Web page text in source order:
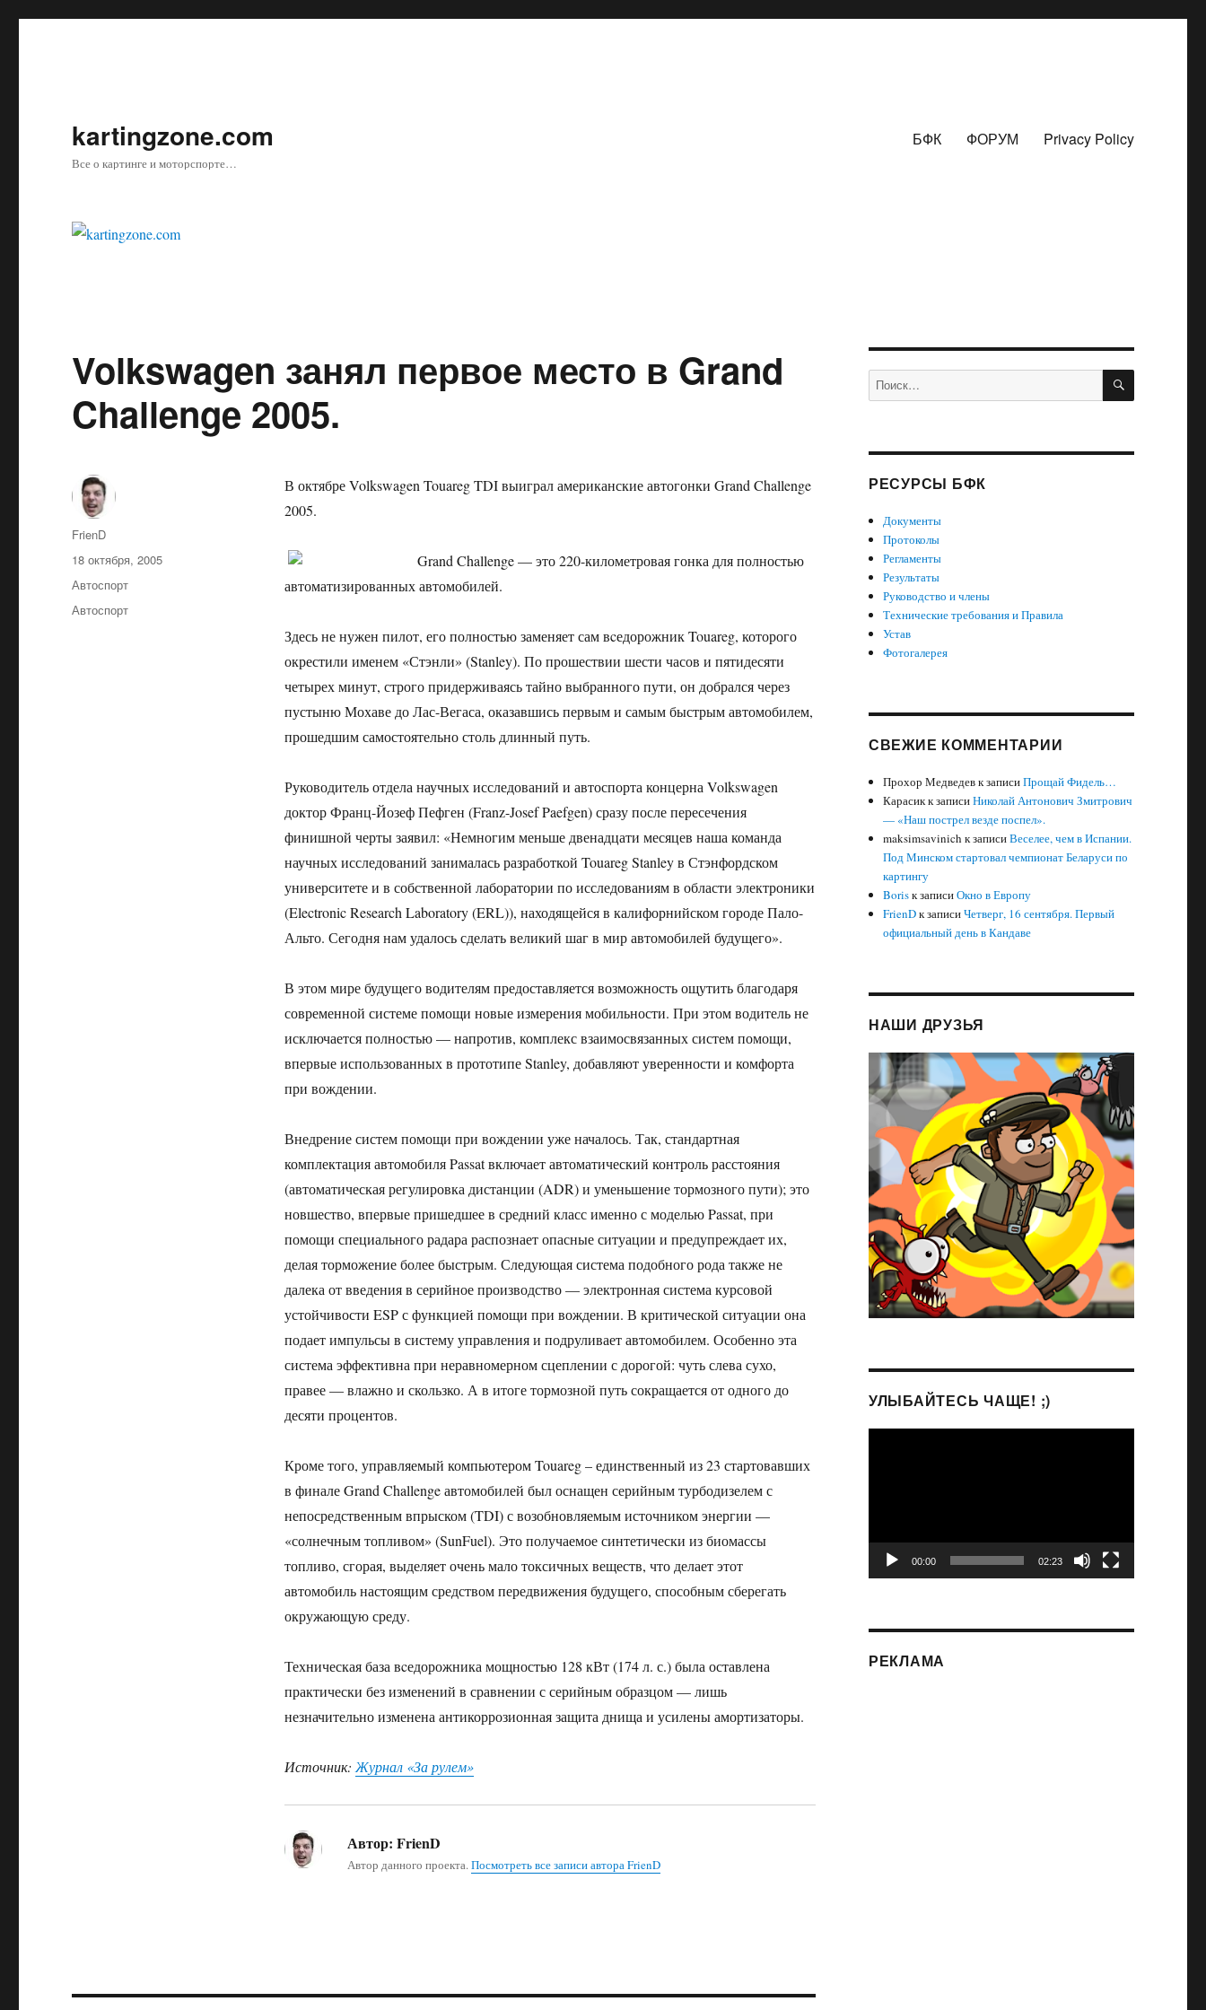
kartingzone.com
Все о картинге и моторспорте…
БФК ФОРУМ Privacy Policy
Volkswagen занял первое место в Grand
Challenge 2005.
В октябре Volkswagen Touareg TDI выиграл американские автогонки Grand Challenge
2005.
Grand Challenge — это 220-километровая гонка для полностью
автоматизированных автомобилей.
Здесь не нужен пилот, его полностью заменяет сам вcедорожник Touareg, которого
окрестили именем «Стэнли» (Stanley). По прошествии шести часов и пятидесяти
четырех минут, строго придерживаясь тайно выбранного пути, он добрался через
пустыню Мохаве до Лас-Вегаса, оказавшись первым и самым быстрым автомобилем,
прошедшим самостоятельно столь длинный путь.
Руководитель отдела научных исследований и автоспорта концерна Volkswagen
доктор Франц-Йозеф Пефген (Franz-Josef Paefgen) сразу после пересечения
финишной черты заявил: «Немногим меньше двенадцати месяцев наша команда
научных исследований занималась разработкой Touareg Stanley в Стэнфордском
университете и в собственной лаборатории по исследованиям в области электроники
(Electronic Research Laboratory (ERL)), находящейся в калифорнийском городе Пало-
Альто. Сегодня нам удалось сделать великий шаг в мир автомобилей будущего».
В этом мире будущего водителям предоставляется возможность ощутить благодаря
современной системе помощи новые измерения мобильности. При этом водитель не
исключается полностью — напротив, комплекс взаимосвязанных систем помощи,
впервые использованных в прототипе Stanley, добавляют уверенности и комфорта
при вождении.
Внедрение систем помощи при вождении уже началось. Так, стандартная
комплектация автомобиля Passat включает автоматический контроль расстояния
(автоматическая регулировка дистанции (ADR) и уменьшение тормозного пути); это
новшество, впервые пришедшее в средний класс именно с моделью Passat, при
помощи специального радара распознает опасные ситуации и предупреждает их,
делая торможение более быстрым. Следующая система подобного рода также не
далека от введения в серийное производство — электронная система курсовой
устойчивости ESP с функцией помощи при вождении. В критической ситуации она
подает импульсы в систему управления и подруливает автомобилем. Особенно эта
система эффективна при неравномерном сцеплении с дорогой: чуть слева сухо,
правее — влажно и скользко. А в итоге тормозной путь сокращается от одного до
десяти процентов.
Кроме того, управляемый компьютером Touareg – единственный из 23 стартовавших
в финале Grand Challenge автомобилей был оснащен серийным турбодизелем с
непосредственным впрыском (TDI) с возобновляемым источником энергии —
«солнечным топливом» (SunFuel). Это получаемое синтетически из биомассы
топливо, сгорая, выделяет очень мало токсичных веществ, что делает этот
автомобиль настоящим средством передвижения будущего, способным сберегать
окружающую среду.
Техническая база вcедорожника мощностью 128 кВт (174 л. с.) была оставлена
практически без изменений в сравнении с серийным образцом — лишь
незначительно изменена антикоррозионная защита днища и усилены амортизаторы.
Источник:Журнал «За рулем»
Автор: FrienD
Автор данного проекта.Посмотреть все записи автора FrienD
Автор
FrienD
Опубликовано
18 октября, 2005
Рубрики
Автоспорт
Метки
Автоспорт
Искать: ПОИСК
РЕСУРСЫ БФК
Документы
Протоколы
Регламенты
Результаты
Руководство и члены
Технические требования и Правила
Устав
Фотогалерея
СВЕЖИЕ КОММЕНТАРИИ
Прохор Медведевк записиПрощай Фидель…
Карасикк записиНиколай Антонович Змитрович
— «Наш пострел везде поспел».
maksimsavinich к записиВеселее, чем в Испании.
Под Минском стартовал чемпионат Беларуси по
картингу
Borisк записиОкно в Европу
FrienDк записиЧетверг, 16 сентября. Первый
официальный день в Кандаве
НАШИ ДРУЗЬЯ
УЛЫБАЙТЕСЬ ЧАЩЕ! ;)
00:00 02:23
РЕКЛАМА